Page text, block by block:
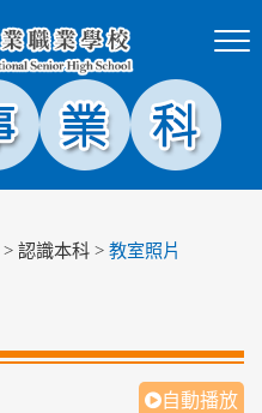
> 認識本科 > 教室照片
自動播放